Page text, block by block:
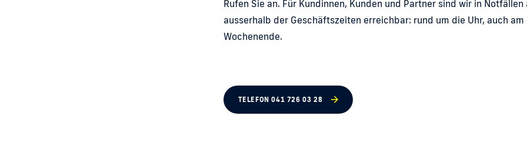
Rufen Sie an. Für Kundinnen, Kunden und Partner sind wir in Notfällen
ausserhalb der Geschäftszeiten erreichbar: rund um die Uhr, auch am
Wochenende.
TELEFON 041 726 03 28